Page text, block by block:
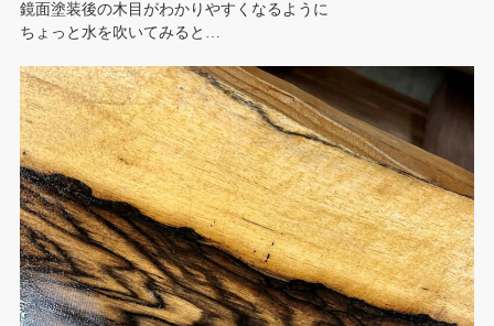
鏡面塗装後の木目がわかりやすくなるように
ちょっと水を吹いてみると…